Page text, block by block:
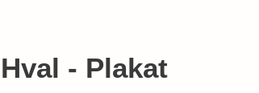
Hval - Plakat